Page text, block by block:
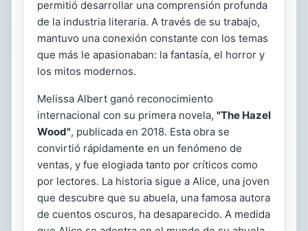
permitió desarrollar una comprensión profunda
de la industria literaria. A través de su trabajo,
mantuvo una conexión constante con los temas
que más le apasionaban: la fantasía, el horror y
los mitos modernos.
Melissa Albert ganó reconocimiento
internacional con su primera novela, "The Hazel
Wood", publicada en 2018. Esta obra se
convirtió rápidamente en un fenómeno de
ventas, y fue elogiada tanto por críticos como
por lectores. La historia sigue a Alice, una joven
que descubre que su abuela, una famosa autora
de cuentos oscuros, ha desaparecido. A medida